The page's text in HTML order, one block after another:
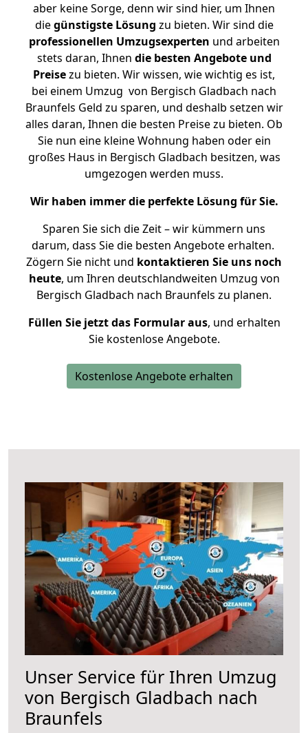
aber keine Sorge, denn wir sind hier, um Ihnen
diegünstigste Lösung zu bieten. Wir sind die
professionellen Umzugsexperten und arbeiten
stets daran, Ihnen die besten Angebote und
Preisezu bieten. Wir wissen, wie wichtig es ist,
bei einem Umzug von Bergisch Gladbach nach
Braunfels Geld zu sparen, und deshalb setzen wir
alles daran, Ihnen die besten Preise zu bieten. Ob
Sie nun eine kleine Wohnung haben oder ein
großes Haus in Bergisch Gladbach besitzen, was
umgezogen werden muss.
Wir haben immer die perfekte Lösung für Sie.
Sparen Sie sich die Zeit – wir kümmern uns
darum, dass Sie die besten Angebote erhalten.
Zögern Sie nicht und kontaktieren Sie uns noch
heute, um Ihren deutschlandweiten Umzug von
Bergisch Gladbach nach Braunfels zu planen.
Füllen Sie jetzt das Formular aus, und erhalten
Sie kostenlose Angebote.
Kostenlose Angebote erhalten
Unser Service für Ihren Umzug
von Bergisch Gladbach nach
Braunfels